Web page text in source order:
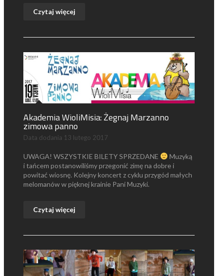
Czytaj więcej
Akademia WioliMisia: Żegnaj Marzanno
zimowa panno
Data dodania 13 lutego 2017
UWAGA! WSZYSTKIE BILETY SPRZEDANE
Muzyką
i tańcem postanowiliśmy przegonić zimę na dobre i
powitać wiosnę. Kolejny koncert z cyklu przygód małych
melomanów w pięknej krainie Pani Muzyki.
Czytaj więcej